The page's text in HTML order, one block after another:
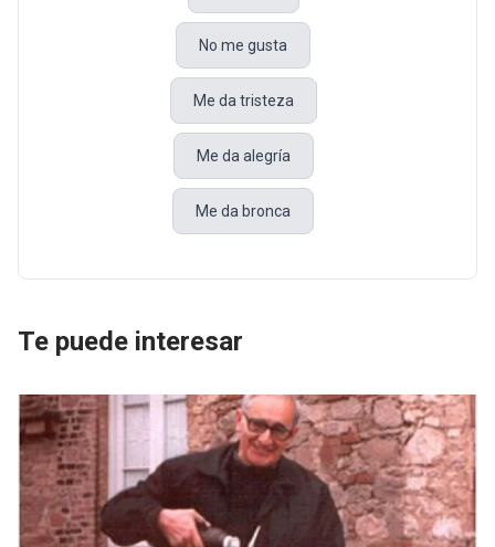
No me gusta
Me da tristeza
Me da alegría
Me da bronca
Te puede interesar